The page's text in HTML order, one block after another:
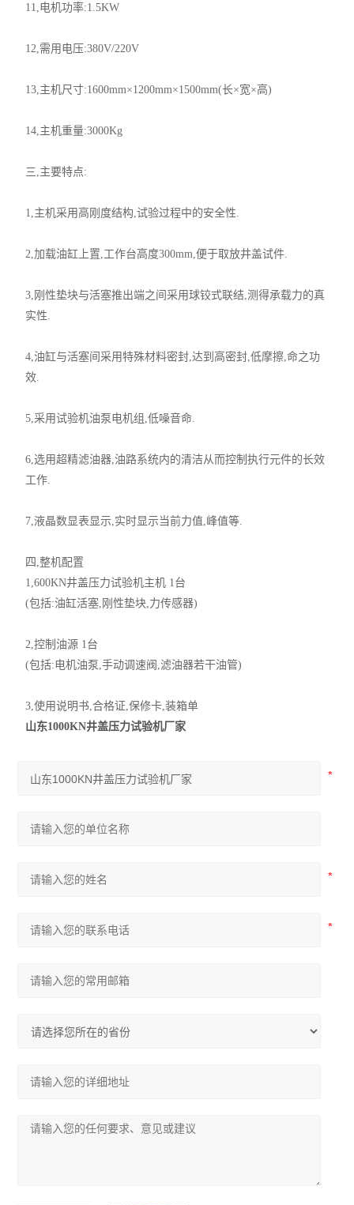
11,电机功率:1.5KW
12,需用电压:380V/220V
13,主机尺寸:1600mm×1200mm×1500mm(长×宽×高)
14,主机重量:3000Kg
三,主要特点:
1,主机采用高刚度结构,试验过程中的安全性.
2,加载油缸上置,工作台高度300mm,便于取放井盖试件.
3,刚性垫块与活塞推出端之间采用球铰式联结,测得承载力的真
实性.
4,油缸与活塞间采用特殊材料密封,达到高密封,低摩擦,命之功
效.
5,采用试验机油泵电机组,低噪音命.
6,选用超精滤油器,油路系统内的清洁从而控制执行元件的长效
工作.
7,液晶数显表显示,实时显示当前力值,峰值等.
四,整机配置
1,600KN井盖压力试验机主机 1台
(包括:油缸活塞,刚性垫块,力传感器)
2,控制油源 1台
(包括:电机油泵,手动调速阀,滤油器若干油管)
3,使用说明书,合格证,保修卡,装箱单
山东1000KN井盖压力试验机厂家